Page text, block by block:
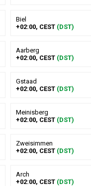
Biel
+02:00, CEST (DST)
Aarberg
+02:00, CEST (DST)
Gstaad
+02:00, CEST (DST)
Meinisberg
+02:00, CEST (DST)
Zweisimmen
+02:00, CEST (DST)
Arch
+02:00, CEST (DST)